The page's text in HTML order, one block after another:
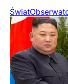
Świat